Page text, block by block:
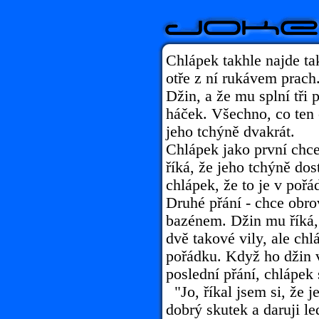
Chlápek takhle najde
otře z ní rukávem
Džin, a že mu splní tři
háček. Všechno, co ten
jeho tchýně dvakrát.
Chlápek jako první
říká, že jeho tchýně
chlápek, že to je v
Druhé přání - chce
bazénem. Džin mu
dvě takové vily, ale
pořádku. Když ho džin
poslední přání,
"Jo, říkal jsem si, že
dobrý skutek a daruji